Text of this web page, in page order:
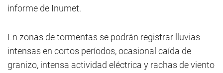
informe de Inumet.
En zonas de tormentas se podrán registrar lluvias
intensas en cortos períodos, ocasional caída de
granizo, intensa actividad eléctrica y rachas de viento